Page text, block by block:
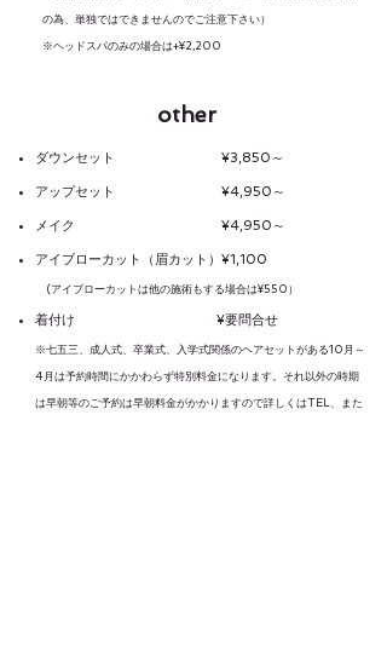
の為、単独ではできませんのでご注意下さい）
※​ヘッドスパのみの場合は+¥2,200
other
ダウンセット ¥3,850～
アップセット ¥4,950～
メイク ¥4,950～
アイブローカット（眉カット）¥1,100
(アイブローカットは他の施術もする場合は¥55 0）
着付け ¥要問合せ
​※七五三、成人式、卒業式、入学式関係のヘアセットがある10月～
4月は予約時間にかかわらず特別料金になります。それ以外の時期
は早朝等のご予約は早朝料金がかかりますので詳しくはTEL、また